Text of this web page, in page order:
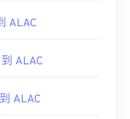
碼器套件）。
ALAC
ALAC
ALAC